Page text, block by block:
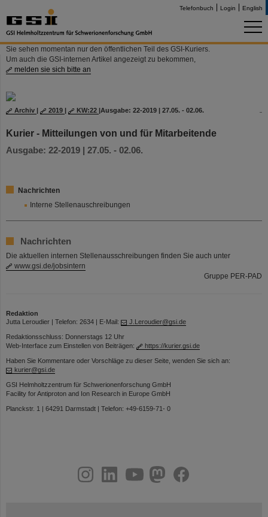
Telefonbuch Login English
Sie sehen momentan nur den öffentlichen Teil des GSI-Kuriers.
Um auch die GSI-internen Artikel angezeigt zu bekommen,
melden sie sich bitte an
Archiv | 2019 | KW:22 |Ausgabe: 22-2019 | 27.05. - 02.06.
Kurier - Mitteilungen von und für Mitarbeitende
Ausgabe: 22-2019 | 27.05. - 02.06.
Nachrichten
Interne Stellenauschreibungen
Nachrichten
Die aktuellen internen Stellenausschreibungen finden Sie auch unter
www.gsi.de/jobsintern
Gruppe PER-PAD
Redaktion
Jutta Leroudier | Telefon: 2634 | E-Mail:
J.Leroudier@gsi.de
Redaktionsschluss: Donnerstags 12 Uhr
Web-Interface zum Einstellen von Beiträgen:
https://kurier.gsi.de
Haben Sie Kommentare oder Vorschläge zu dieser Seite, wenden Sie sich an:
kurier@gsi.de
GSI Helmholtzzentrum für Schwerionenforschung GmbH
Facility for Antiproton and Ion Research in Europe GmbH
Planckstr. 1 | 64291 Darmstadt | Telefon: +49-6159-71- 0
youtubehelmholtz.socialfacebook